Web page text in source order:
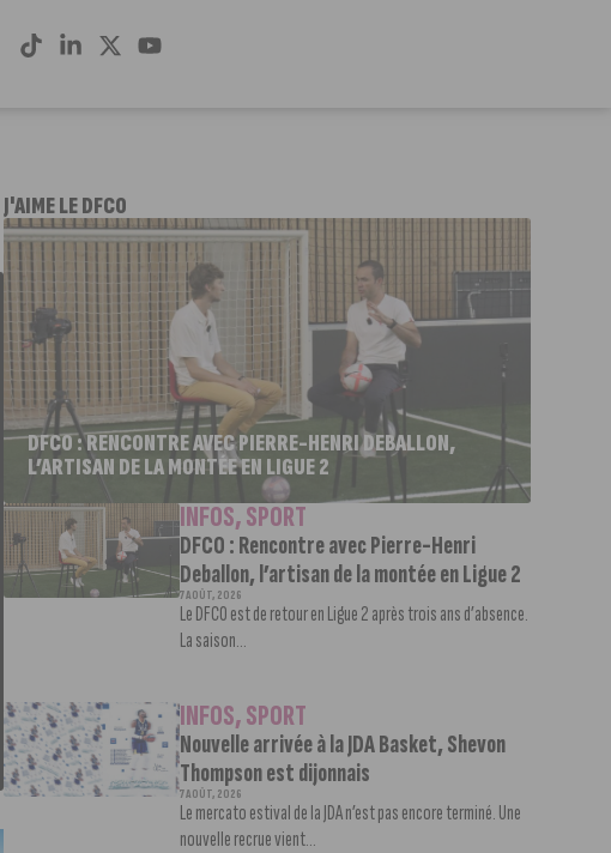
J'AIME LE DFCO
DFCO : RENCONTRE AVEC PIERRE-HENRI DEBALLON,
L’ARTISAN DE LA MONTÉE EN LIGUE 2
INFOS,SPORT
DFCO : Rencontre avec Pierre-Henri
Deballon, l’artisan de la montée en Ligue 2
7 AOÛT, 2026
Le DFCO est de retour en Ligue 2 après trois ans d’absence.
La saison...
INFOS,SPORT
Nouvelle arrivée à la JDA Basket, Shevon
Thompson est dijonnais
7 AOÛT, 2026
Le mercato estival de la JDA n’est pas encore terminé. Une
nouvelle recrue vient...